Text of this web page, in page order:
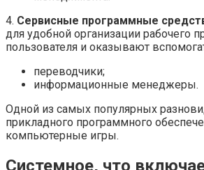
4. Сервисные программные
для удобной организации рабочего
пользователя и оказывают
переводчики;
информационные менеджеры.
Одной из самых популярных
прикладного программного
компьютерные игры.
Системное, что